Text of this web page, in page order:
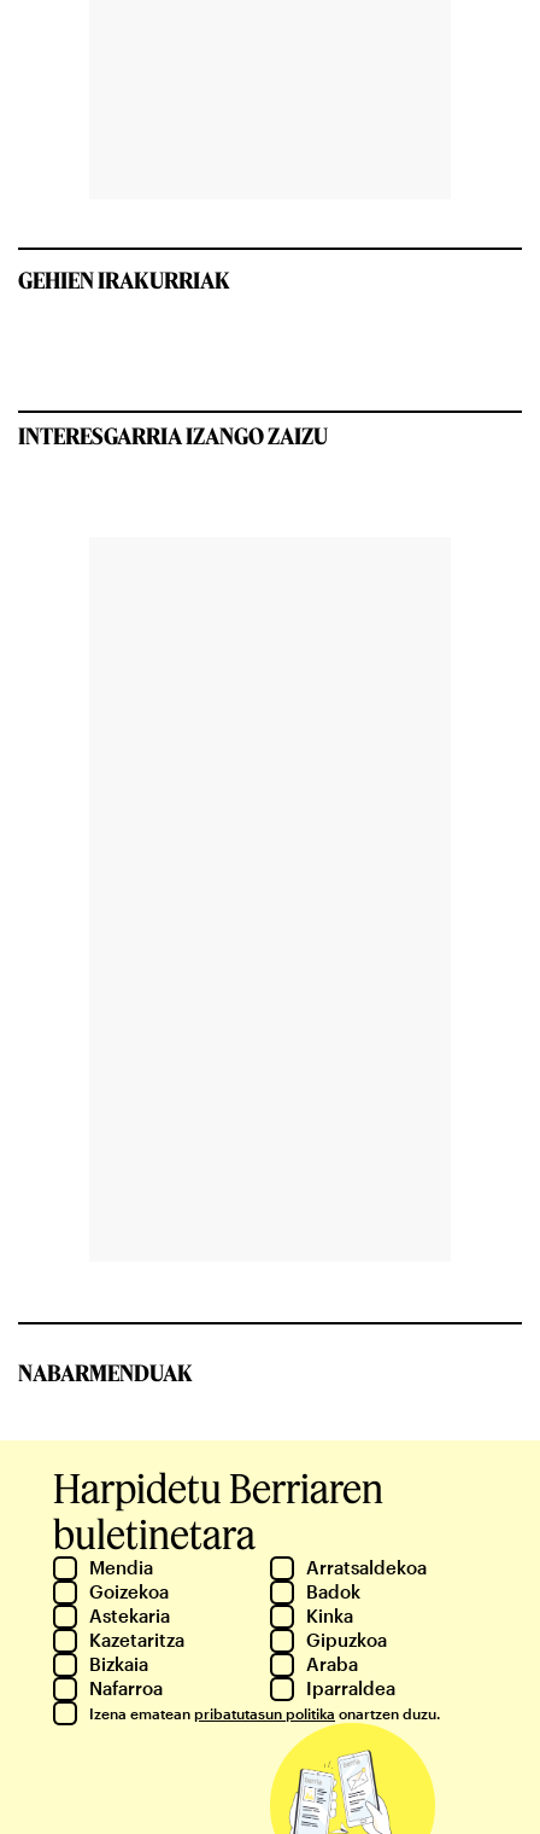
GEHIEN IRAKURRIAK
INTERESGARRIA IZANGO ZAIZU
NABARMENDUAK
Harpidetu Berriaren
buletinetara
Mendia
Arratsaldekoa
Goizekoa
Badok
Astekaria
Kinka
Kazetaritza
Gipuzkoa
Bizkaia
Araba
Nafarroa
Iparraldea
Izena ematean pribatutasun politika onartzen duzu.